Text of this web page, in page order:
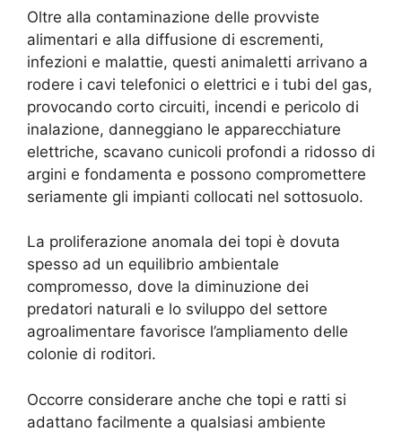
Oltre alla contaminazione delle provviste
alimentari e alla diffusione di escrementi,
infezioni e malattie, questi animaletti arrivano a
rodere i cavi telefonici o elettrici e i tubi del gas,
provocando corto circuiti, incendi e pericolo di
inalazione, danneggiano le apparecchiature
elettriche, scavano cunicoli profondi a ridosso di
argini e fondamenta e possono compromettere
seriamente gli impianti collocati nel sottosuolo.
La proliferazione anomala dei topi è dovuta
spesso ad un equilibrio ambientale
compromesso, dove la diminuzione dei
predatori naturali e lo sviluppo del settore
agroalimentare favorisce l’ampliamento delle
colonie di roditori.
Occorre considerare anche che topi e ratti si
adattano facilmente a qualsiasi ambiente